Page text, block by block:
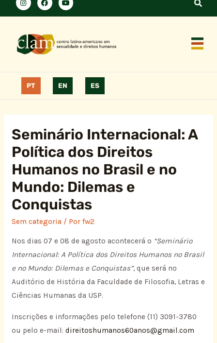
PT EN ES
Seminário Internacional: A
Política dos Direitos
Humanos no Brasil e no
Mundo: Dilemas e
Conquistas
Sem categoria/ Por fw2
Nos dias 07 e 08 de agosto acontecerá o “Seminário
Internacional: A Política dos Direitos Humanos no Brasil
e no Mundo: Dilemas e Conquistas”, que será no
Auditório de História da Faculdade de Filosofia, Letras e
Ciências Humanas da USP.
Inscrições e informações pelo telefone (11) 3091-3780
ou pelo e-mail: direitoshumanos60anos@gmail.com